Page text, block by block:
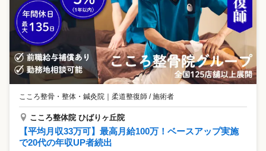
こころ整骨・整体・鍼灸院 ｜ 柔道整復師 / 施術者
こころ整体院 ひばりヶ丘院
【平均月収33万可】最高月給100万！ベースアップ実施
で20代の年収UP者続出